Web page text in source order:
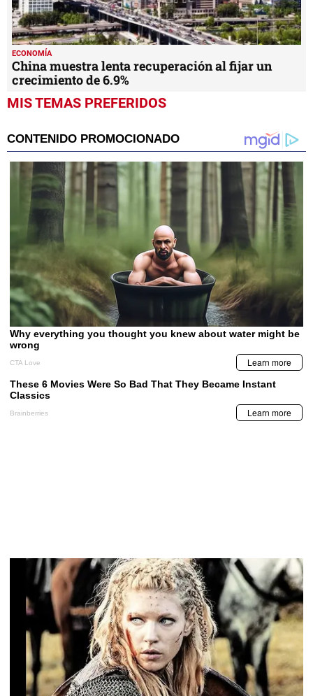
ECONOMÍA
China muestra lenta recuperación al fijar un
crecimiento de 6.9%
MIS TEMAS PREFERIDOS